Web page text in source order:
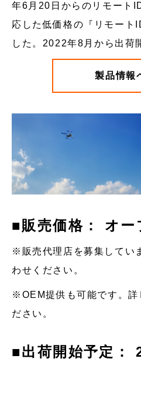
年6月20日からのリモート
応した低価格の『リモート
した。2022年8月から出荷
製品情報
■販売価格： オー
※販売代理店を募集してい
わせください。
※OEM提供も可能です。詳
ださい。
■出荷開始予定：